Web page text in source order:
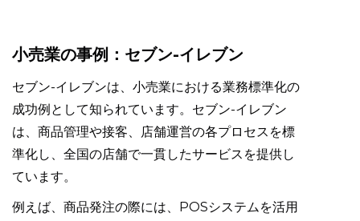
小売業の事例：セブン-イレブン
セブン-イレブンは、小売業における業務標準化の
成功例として知られています。セブン-イレブン
は、商品管理や接客、店舗運営の各プロセスを標
準化し、全国の店舗で一貫したサービスを提供し
ています。
例えば、商品発注の際には、POSシステムを活用